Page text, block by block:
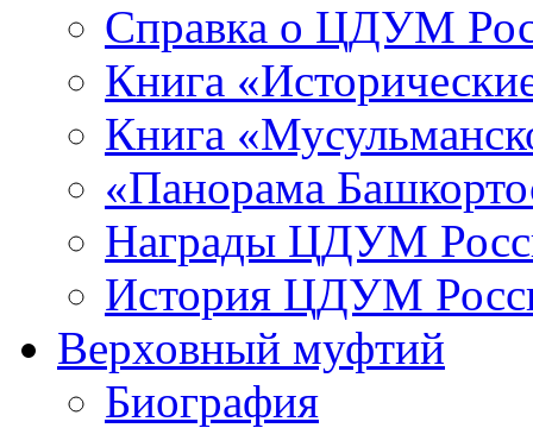
Справка о ЦДУМ
Книга
Книга
«Панорама
Награды ЦДУМ
История ЦДУМ
Верховный муфтий
Биография